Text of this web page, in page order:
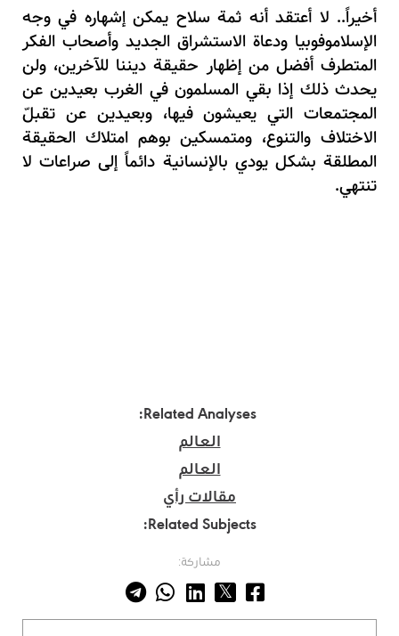
أخيراً.. لا أعتقد أنه ثمة سلاح يمكن إشهاره في وجه
الإسلاموفوبيا ودعاة الاستشراق الجديد وأصحاب الفكر
المتطرف أفضل من إظهار حقيقة ديننا للآخرين، ولن
يحدث ذلك إذا بقي المسلمون في الغرب بعيدين عن
المجتمعات التي يعيشون فيها، وبعيدين عن تقبلّ
الاختلاف والتنوع، ومتمسكين بوهم امتلاك الحقيقة
المطلقة بشكل يودي بالإنسانية دائماً إلى صراعات لا
تنتهي.
Related Analyses:
العالم
العالم
مقالات رأي
Related Subjects:
مشاركة: